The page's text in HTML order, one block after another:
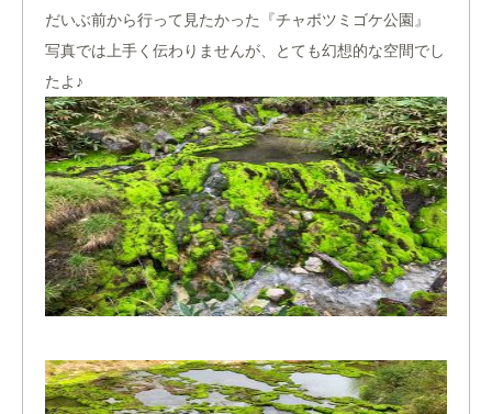
だいぶ前から行って見たかった『チャボツミゴケ公園』
写真では上手く伝わりませんが、とても幻想的な空間でし
たよ♪